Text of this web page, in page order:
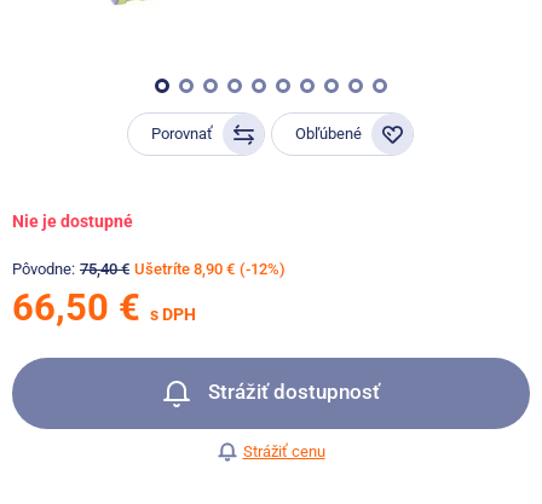
Nie je dostupné
Pôvodne: 75,40 € Ušetríte 8,90 € (-12%)
66,50 € s DPH
Strážiť dostupnosť
Strážiť cenu
Porovnať Obľúbené